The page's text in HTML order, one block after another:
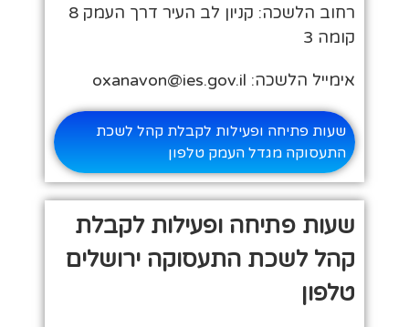
רחוב הלשכה: קניון לב העיר דרך העמק 8
קומה 3
אימייל הלשכה: oxanavon@ies.gov.il
שעות פתיחה ופעילות לקבלת קהל לשכת
התעסוקה מגדל העמק טלפון
שעות פתיחה ופעילות לקבלת
קהל לשכת התעסוקה ירושלים
טלפון